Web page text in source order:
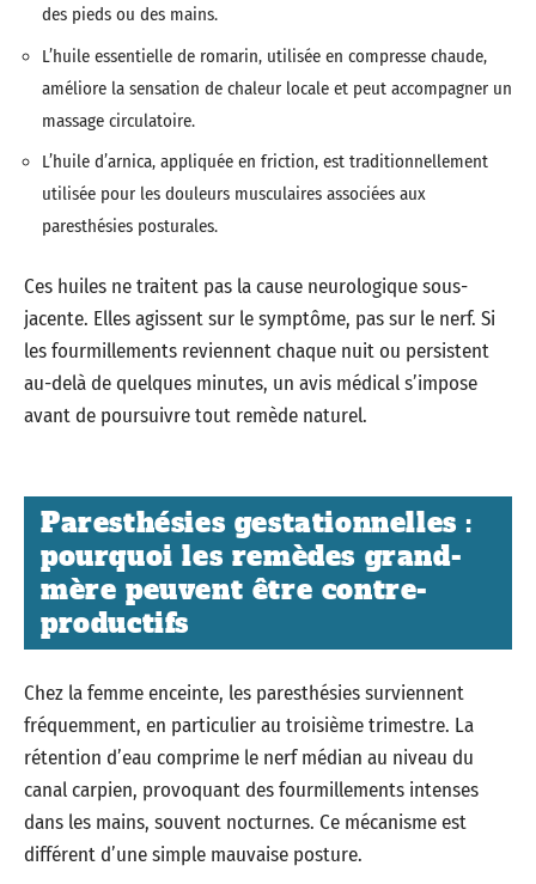
des pieds ou des mains.
L’huile essentielle de romarin, utilisée en compresse chaude,
améliore la sensation de chaleur locale et peut accompagner un
massage circulatoire.
L’huile d’arnica, appliquée en friction, est traditionnellement
utilisée pour les douleurs musculaires associées aux
paresthésies posturales.
Ces huiles ne traitent pas la cause neurologique sous-
jacente. Elles agissent sur le symptôme, pas sur le nerf. Si
les fourmillements reviennent chaque nuit ou persistent
au-delà de quelques minutes, un avis médical s’impose
avant de poursuivre tout remède naturel.
Paresthésies gestationnelles :
pourquoi les remèdes grand-
mère peuvent être contre-
productifs
Chez la femme enceinte, les paresthésies surviennent
fréquemment, en particulier au troisième trimestre. La
rétention d’eau comprime le nerf médian au niveau du
canal carpien, provoquant des fourmillements intenses
dans les mains, souvent nocturnes. Ce mécanisme est
différent d’une simple mauvaise posture.